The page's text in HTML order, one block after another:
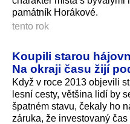
památník Horákové.
tento rok
Koupili starou
Na okraji času žijí
Když v roce 2013 objevili
lesní cesty, většina lidí by
špatném stavu, čekaly ho
záruka, že investovaný